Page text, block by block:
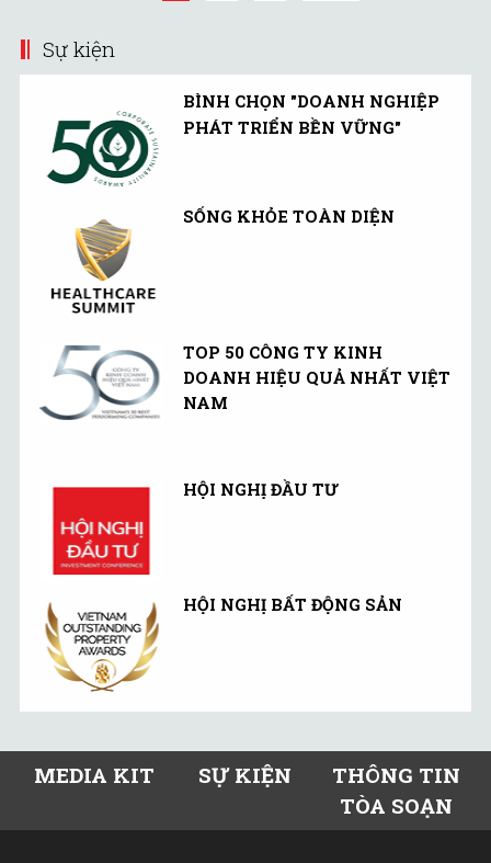
Sự kiện
BÌNH CHỌN "DOANH NGHIỆP
PHÁT TRIỂN BỀN VỮNG"
SỐNG KHỎE TOÀN DIỆN
TOP 50 CÔNG TY KINH
DOANH HIỆU QUẢ NHẤT VIỆT
NAM
HỘI NGHỊ ĐẦU TƯ
HỘI NGHỊ BẤT ĐỘNG SẢN
MEDIA KIT SỰ KIỆN
THÔNG TIN
TÒA SOẠN